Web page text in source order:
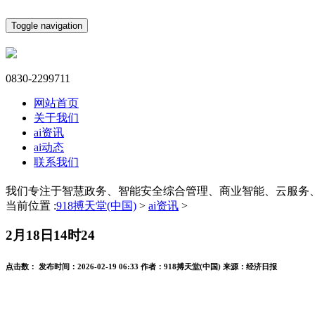
Toggle navigation
0830-2299711
网站首页
关于我们
ai资讯
ai动态
联系我们
我们专注于智慧政务、智能安全综合管理、商业智能、云服务
当前位置 :918搏天堂(中国) > ai资讯 >
2月18日14时24
点击数： 发布时间： 2026-02-19 06:33 作者： 918搏天堂(中国) 来源： 经济日报